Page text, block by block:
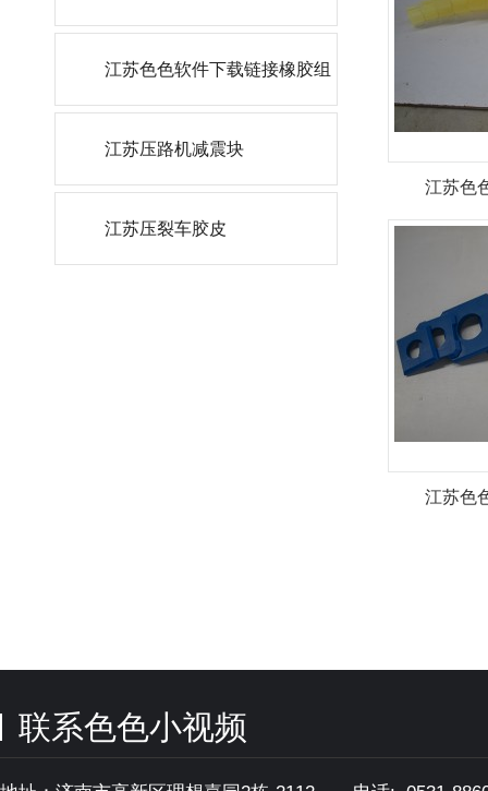
江苏色
江苏色
江苏色色软件下载链接橡胶组
件
江苏压路机减震块
江苏压裂车胶皮
联系色色小视频